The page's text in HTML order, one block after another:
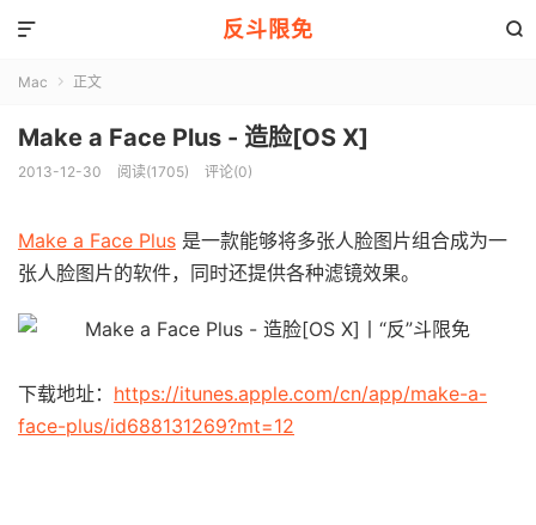
反斗限免 

Mac  正文
Make a Face Plus - 造脸[OS X]
2013-12-30 阅读(1705) 评论(0)
Make a Face Plus 是一款能够将多张人脸图片组合成为一
张人脸图片的软件，同时还提供各种滤镜效果。
下载地址： https://itunes.apple.com/cn/app/make-a-
face-plus/id688131269?mt=12